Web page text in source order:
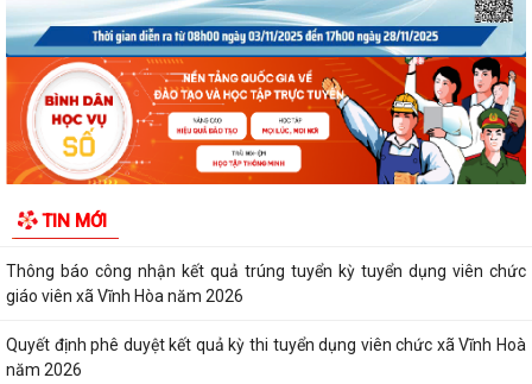
TIN MỚI
Quyết định số 3095/QĐ-UBND ngày 05/8/2026 của UBND thành phố
Về việc công bố danh mục thủ tục hành...
Quyết định công bố Người phát ngôn xã Vĩnh Hoà
Thông báo đấu giá Quyền sử dụng đất tại thôn Xuân Hùng ( cũ), xã
Vĩnh Hòa, thành phố Hải Phòng.
VI PHẠM HÀNH CHÍNH TRONG LĨNH VỰC ĐẦU TƯ KINH DOANH
Thông báo công nhận kết quả trúng tuyển kỳ tuyển dụng viên chức
giáo viên xã Vĩnh Hòa năm 2026
Quyết định phê duyệt kết quả kỳ thi tuyển dụng viên chức xã Vĩnh Hoà
năm 2026